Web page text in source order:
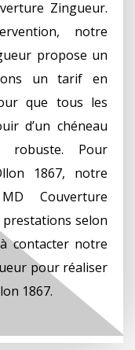
Zingueur.
notre
propose un
un tarif en
que tous les
d’un chéneau
robuste. Pour
1867, notre
Couverture
prestations selon
contacter notre
pour réaliser
1867.